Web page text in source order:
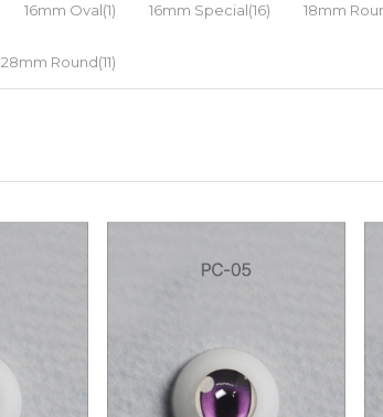
16mm Oval(1) 16mm Special(16) 18mm
28mm Round(11)